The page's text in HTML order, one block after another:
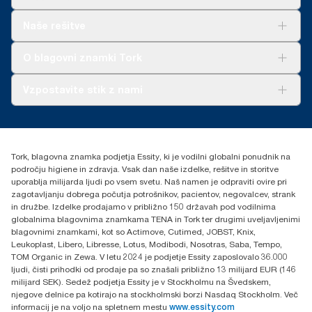
uporabnika. Na podlagi ocen življenjske dobe (LCA), ki jih je
povprečje, niso namenjeni uporabi pri poročanju o emisijah
Essity Hungary Kft. Professional Hygiene
Budakeszi út 51.
Tork, blagovna znamka podjetja Essity, ki je vodilni globalni ponudnik na
področju higiene in zdravja. Vsak dan naše izdelke, rešitve in storitve
uporablja milijarda ljudi po vsem svetu. Naš namen je odpraviti ovire pri
zagotavljanju dobrega počutja potrošnikov, pacientov, negovalcev, strank
in družbe. Izdelke prodajamo v približno 150 državah pod vodilnima
globalnima blagovnima znamkama TENA in Tork ter drugimi uveljavljenimi
blagovnimi znamkami, kot so Actimove, Cutimed, JOBST, Knix,
Leukoplast, Libero, Libresse, Lotus, Modibodi, Nosotras, Saba, Tempo,
TOM Organic in Zewa. V letu 2024 je podjetje Essity zaposlovalo 36.000
ljudi, čisti prihodki od prodaje pa so znašali približno 13 milijard EUR (146
milijard SEK). Sedež podjetja Essity je v Stockholmu na Švedskem,
njegove delnice pa kotirajo na stockholmski borzi Nasdaq Stockholm. Več
informacij je na voljo na spletnem mestu www.essity.com